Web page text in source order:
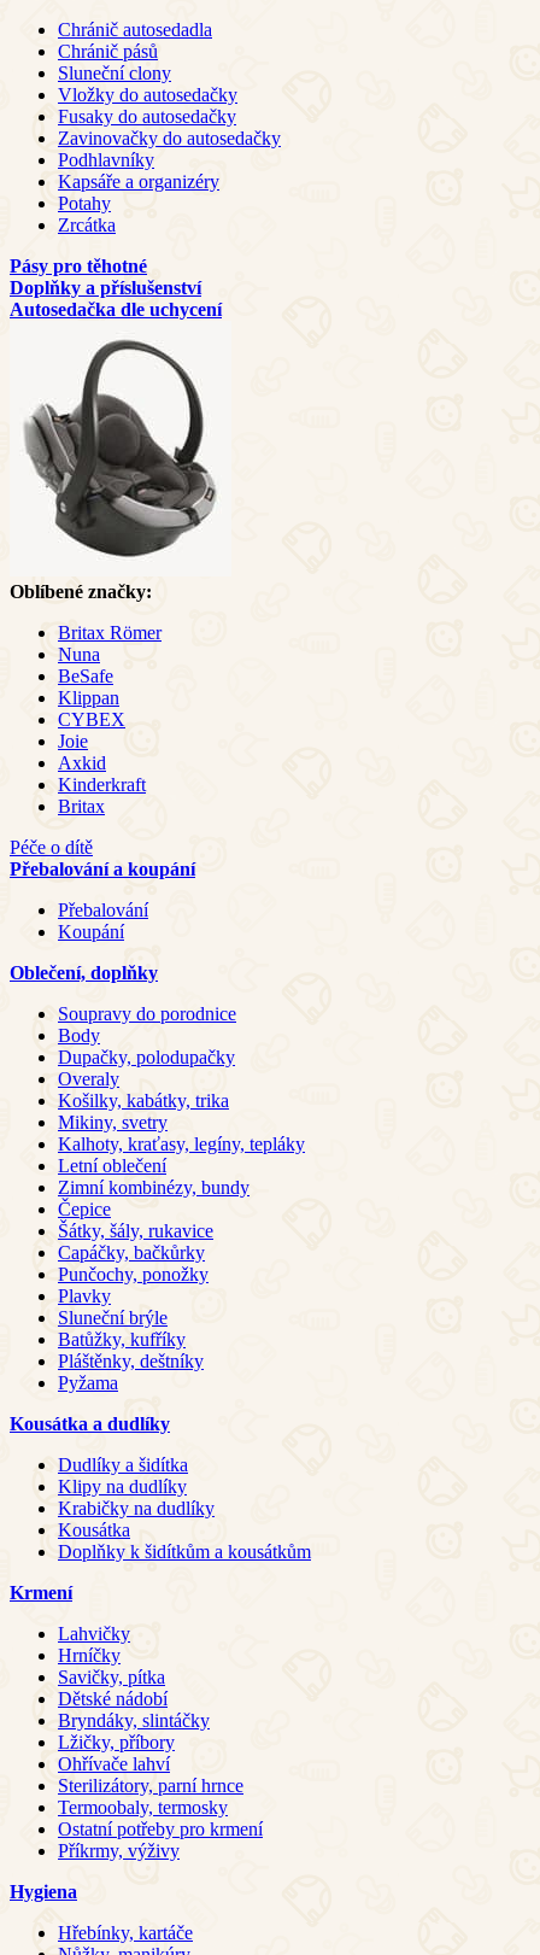
Chránič autosedadla
Chránič pásů
Sluneční clony
Vložky do autosedačky
Fusaky do autosedačky
Zavinovačky do autosedačky
Podhlavníky
Kapsáře a organizéry
Potahy
Zrcátka
Pásy pro těhotné
Doplňky a příslušenství
Autosedačka dle uchycení
Oblíbené značky:
Britax Römer
Nuna
BeSafe
Klippan
CYBEX
Joie
Axkid
Kinderkraft
Britax
Péče o dítě
Přebalování a koupání
Přebalování
Koupání
Oblečení, doplňky
Soupravy do porodnice
Body
Dupačky, polodupačky
Overaly
Košilky, kabátky, trika
Mikiny, svetry
Kalhoty, kraťasy, legíny, tepláky
Letní oblečení
Zimní kombinézy, bundy
Čepice
Šátky, šály, rukavice
Capáčky, bačkůrky
Punčochy, ponožky
Plavky
Sluneční brýle
Batůžky, kufříky
Pláštěnky, deštníky
Pyžama
Kousátka a dudlíky
Dudlíky a šidítka
Klipy na dudlíky
Krabičky na dudlíky
Kousátka
Doplňky k šidítkům a kousátkům
Krmení
Lahvičky
Hrníčky
Savičky, pítka
Dětské nádobí
Bryndáky, slintáčky
Lžičky, příbory
Ohřívače lahví
Sterilizátory, parní hrnce
Termoobaly, termosky
Ostatní potřeby pro krmení
Příkrmy, výživy
Hygiena
Hřebínky, kartáče